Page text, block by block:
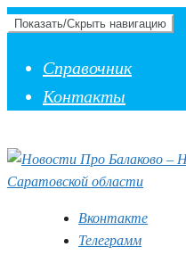
Показать/Скрыть навигацию
Справочник
Контакты
Вконтакте
Телеграмм